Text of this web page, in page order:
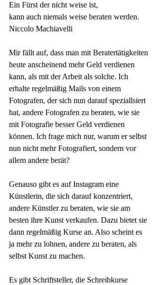
Ein Fürst der nicht weise ist,
kann auch niemals weise beraten werden.
Niccolo Machiavelli
Mir fällt auf, dass man mit Beratertätigkeiten
heute anscheinend mehr Geld verdienen
kann, als mit der Arbeit als solche. Ich
erhalte regelmäßig Mails von einem
Fotografen, der sich nun darauf speziallsiert
hat, andere Fotografen zu beraten, wie sie
mit Fotografie besser Geld verdienen
können. Ich frage mich nur, warum er selbst
nun nicht mehr Fotografiert, sondern vor
allem andere berät?
Genauso gibt es auf Instagram eine
Künstlerin, die sich darauf konzentriert,
andere Künstler zu beraten, wie sie am
besten ihre Kunst verkaufen. Dazu bietet sie
dann regelmäßig Kurse an. Also scheint es
ja mehr zu lohnen, andere zu beraten, als
selbst Kunst zu machen.
Es gibt Schriftsteller, die Schreibkurse